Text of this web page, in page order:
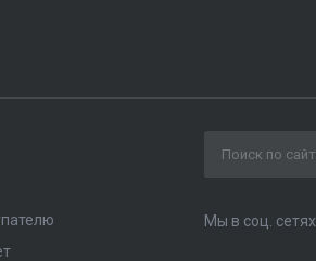
Мы в соц. сетях